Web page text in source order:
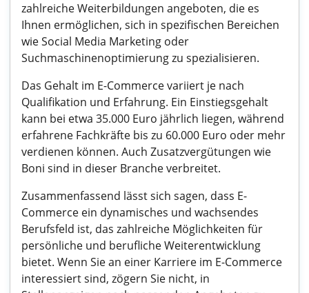
zahlreiche Weiterbildungen angeboten, die es
Ihnen ermöglichen, sich in spezifischen Bereichen
wie Social Media Marketing oder
Suchmaschinenoptimierung zu spezialisieren.
Das Gehalt im E-Commerce variiert je nach
Qualifikation und Erfahrung. Ein Einstiegsgehalt
kann bei etwa 35.000 Euro jährlich liegen, während
erfahrene Fachkräfte bis zu 60.000 Euro oder mehr
verdienen können. Auch Zusatzvergütungen wie
Boni sind in dieser Branche verbreitet.
Zusammenfassend lässt sich sagen, dass E-
Commerce ein dynamisches und wachsendes
Berufsfeld ist, das zahlreiche Möglichkeiten für
persönliche und berufliche Weiterentwicklung
bietet. Wenn Sie an einer Karriere im E-Commerce
interessiert sind, zögern Sie nicht, in